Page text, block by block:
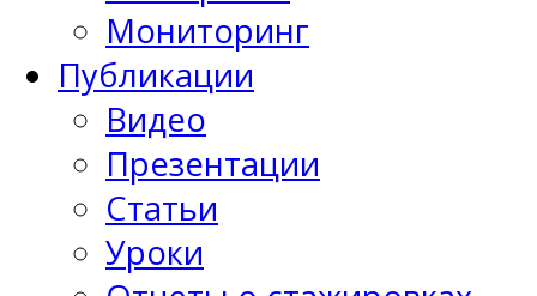
Мониторинг
Публикации
Видео
Презентации
Статьи
Уроки